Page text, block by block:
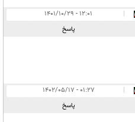
|
۱۲:۰۱ - ۱۴۰۱/۱۰/۲۹
پاسخ
|
۰۱:۲۷ - ۱۴۰۲/۰۵/۱۷
پاسخ